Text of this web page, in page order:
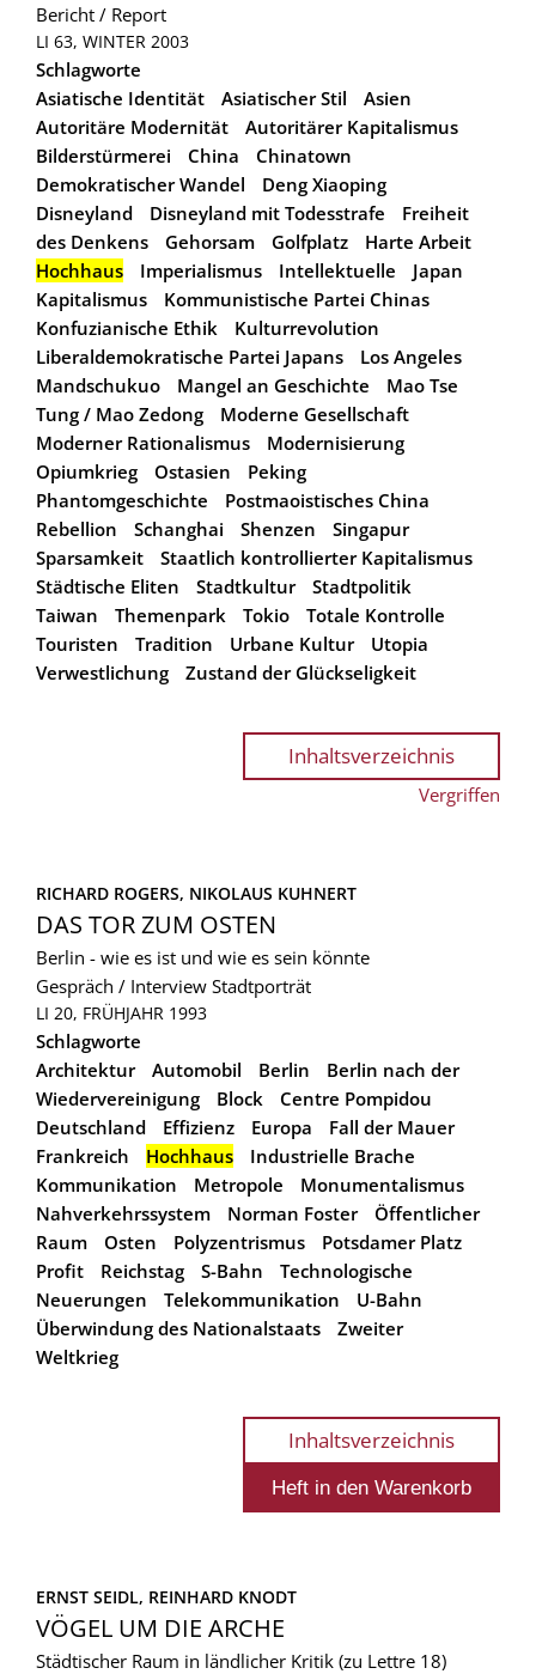
Bericht / Report
LI 63, WINTER 2003
Schlagworte
Asiatische Identität
Asiatischer Stil
Asien
Autoritäre Modernität
Autoritärer Kapitalismus
Bilderstürmerei
China
Chinatown
Demokratischer Wandel
Deng Xiaoping
Disneyland
Disneyland mit Todesstrafe
Freiheit
des Denkens
Gehorsam Golfplatz
Harte Arbeit
Hochhaus
Imperialismus Intellektuelle
Japan
Kapitalismus
Kommunistische Partei Chinas
Konfuzianische Ethik
Kulturrevolution
Liberaldemokratische Partei Japans
Los Angeles
Mandschukuo
Mangel an Geschichte
Mao Tse
Tung / Mao Zedong
Moderne Gesellschaft
Moderner Rationalismus
Modernisierung
Opiumkrieg
Ostasien
Peking
Phantomgeschichte
Postmaoistisches China
Rebellion
Schanghai Shenzen
Singapur
Sparsamkeit
Staatlich kontrollierter Kapitalismus
Städtische Eliten
Stadtkultur
Stadtpolitik
Taiwan
Themenpark Tokio
Totale Kontrolle
Touristen
Tradition Urbane Kultur
Utopia
Verwestlichung
Zustand der Glückseligkeit
Inhaltsverzeichnis
Vergriffen
RICHARD ROGERS, NIKOLAUS KUHNERT
DAS TOR ZUM OSTEN
Berlin - wie es ist und wie es sein könnte
Gespräch / Interview Stadtporträt
LI 20, FRÜHJAHR 1993
Schlagworte
Architektur
Automobil Berlin
Berlin nach der
Wiedervereinigung
Block
Centre Pompidou
Deutschland
Effizienz Europa
Fall der Mauer
Frankreich
Hochhaus
Industrielle Brache
Kommunikation
Metropole
Monumentalismus
Nahverkehrssystem
Norman Foster
Öffentlicher
Raum
Osten Polyzentrismus
Potsdamer Platz
Profit
Reichstag S-Bahn
Technologische
Neuerungen
Telekommunikation
U-Bahn
Überwindung des Nationalstaats
Zweiter
Weltkrieg
Inhaltsverzeichnis
ERNST SEIDL, REINHARD KNODT
VÖGEL UM DIE ARCHE
Städtischer Raum in ländlicher Kritik (zu Lettre 18)